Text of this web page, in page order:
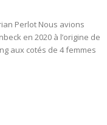
Perlot Nous avions
en 2020 à l’origine de
aux cotés de 4 femmes